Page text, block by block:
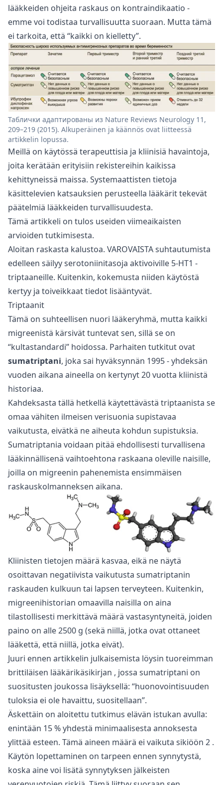
lääkkeiden ohjeita raskaus on kontraindikaatio -
emme voi todistaa turvallisuutta suoraan. Mutta tämä
ei tarkoita, että “kaikki on kielletty”.
Таблички адаптированы из Nature Reviews Neurology 11,
209–219 (2015). Alkuperäinen ja käännös ovat liitteessä
artikkelin lopussa.
Meillä on käytössä terapeuttisia ja kliinisiä havaintoja,
joita kerätään erityisiin rekistereihin kaikissa
kehittyneissä maissa. Systemaattisten tietoja
käsittelevien katsauksien perusteella lääkärit tekevät
päätelmiä lääkkeiden turvallisuudesta.
Tämä artikkeli on tulos useiden viimeaikaisten
arvioiden tutkimisesta.
Aloitan raskasta kalustoa. VAROVAISTA suhtautumista
edelleen säilyy serotoniinitasoja aktivoiville 5-HT1 -
triptaaneille. Kuitenkin, kokemusta niiden käytöstä
kertyy ja toiveikkaat tiedot lisääntyvät.
Triptaanit
Tämä on suhteellisen nuori lääkeryhmä, mutta kaikki
migreenistä kärsivät tuntevat sen, sillä se on
“kultastandardi” hoidossa. Parhaiten tutkitut ovat
sumatriptani, joka sai hyväksynnän 1995 - yhdeksän
vuoden aikana aineella on kertynyt 20 vuotta kliinistä
historiaa.
Kahdeksasta tällä hetkellä käytettävästä triptaanista se
omaa vähiten ilmeisen verisuonia supistavaa
vaikutusta, eivätkä ne aiheuta kohdun supistuksia.
Sumatriptania voidaan pitää ehdollisesti turvallisena
lääkinnällisenä vaihtoehtona raskaana oleville naisille,
joilla on migreenin pahenemista ensimmäisen
raskauskolmanneksen aikana.
Kliinisten tietojen määrä kasvaa, eikä ne näytä
osoittavan negatiivista vaikutusta sumatriptanin
raskauden kulkuun tai lapsen terveyteen. Kuitenkin,
migreenihistorian omaavilla naisilla on aina
tilastollisesti merkittävä määrä vastasyntyneitä, joiden
paino on alle 2500 g (sekä niillä, jotka ovat ottaneet
lääkettä, että niillä, jotka eivät).
Juuri ennen artikkelin julkaisemista löysin tuoreimman
brittiläisen lääkärikäsikirjan , jossa sumatriptani on
suositusten joukossa lisäyksellä: “huonovointisuuden
tuloksia ei ole havaittu, suositellaan”.
Äskettäin on aloitettu tutkimus elävän istukan avulla:
enintään 15 % yhdestä minimaalisesta annoksesta
ylittää esteen. Tämä aineen määrä ei vaikuta sikiöön 2 .
Käytön lopettaminen on tarpeen ennen synnytystä,
koska aine voi lisätä synnytyksen jälkeisten